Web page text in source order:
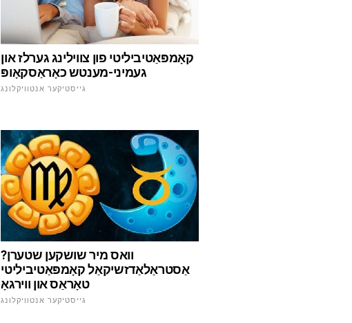
קאָמפּאַטיביליטי פון צווילינג גערלז און
געמיני-מענטש כאָראַסקאָופּ
גייסטיקער אנטוויקלונג
וואס מיר שושקען שטערן?
אַסטראַלאַדזשיקאַל קאָמפּאַטיביליטי
טאָראַס און ווירגאָ
גייסטיקער אנטוויקלונג